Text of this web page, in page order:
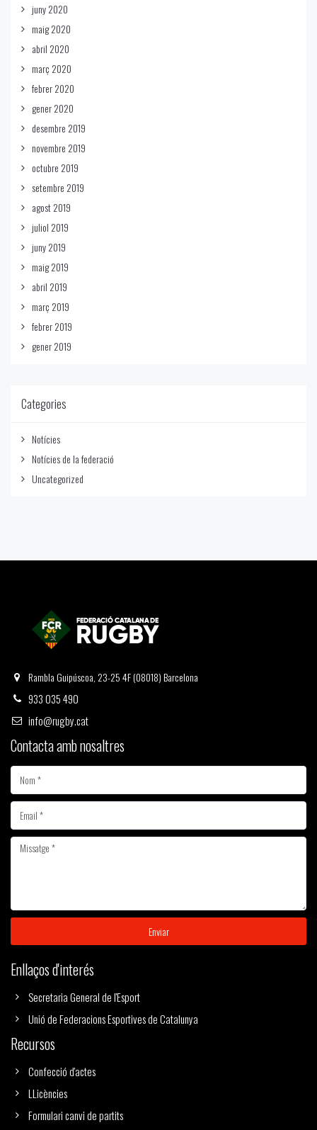
juny 2020
maig 2020
abril 2020
març 2020
febrer 2020
gener 2020
desembre 2019
novembre 2019
octubre 2019
setembre 2019
agost 2019
juliol 2019
juny 2019
maig 2019
abril 2019
març 2019
febrer 2019
gener 2019
Categories
Notícies
Notícies de la federació
Uncategorized
Rambla Guipúscoa, 23-25 4F (08018) Barcelona
933 035 490
info@rugby.cat
Contacta amb nosaltres
Enviar
Enllaços d'interés
Secretaria General de l'Esport
Unió de Federacions Esportives de Catalunya
Recursos
Confecció d'actes
LLicències
Formulari canvi de partits